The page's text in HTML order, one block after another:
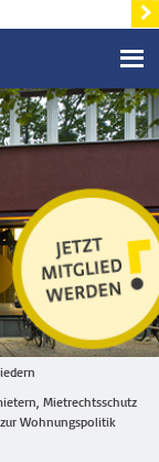
Mietrechtsschutz
Wohnungspolitik